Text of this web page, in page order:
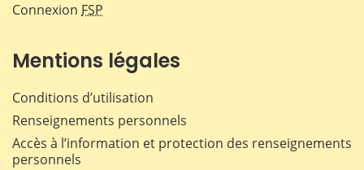
Connexion FSP
Mentions légales
Conditions d’utilisation
Renseignements personnels
Accès à l’information et protection des renseignements
personnels